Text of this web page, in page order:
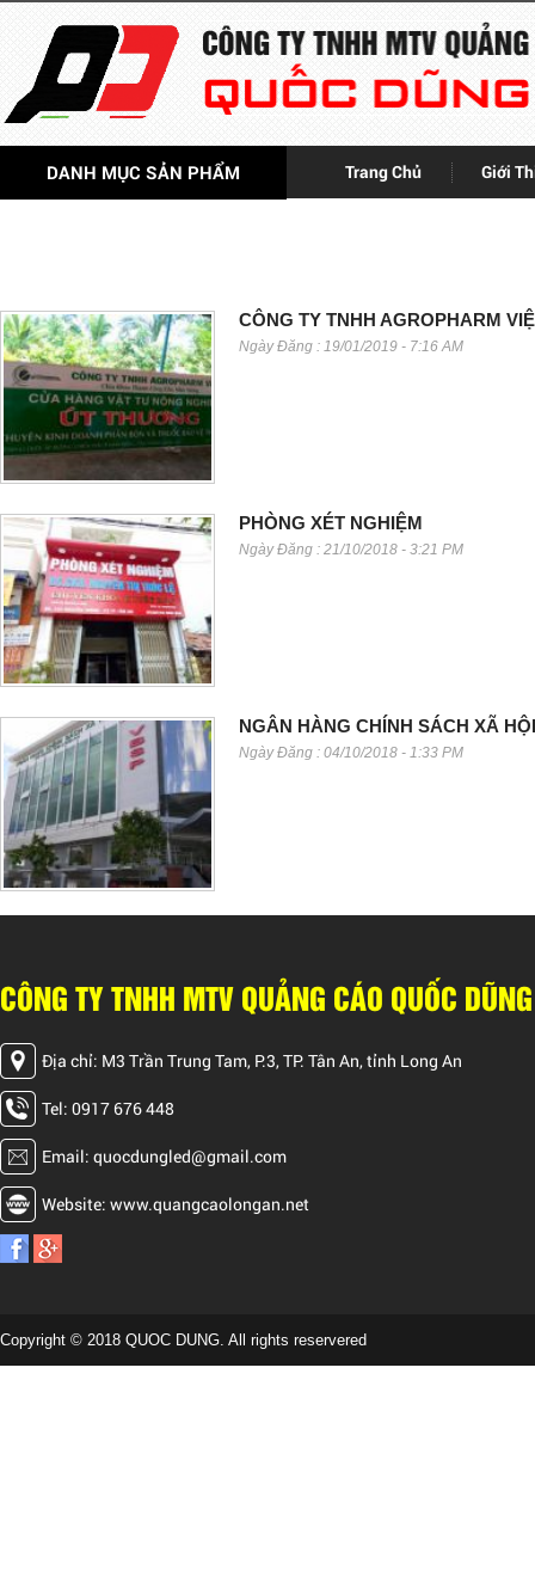
DANH MỤC SẢN PHẨM Trang Chủ Giới
CÔNG TY TNHH AGROPHARM
Ngày Đăng : 19/01/2019 - 7:16 AM
PHÒNG XÉT NGHIỆM
Ngày Đăng : 21/10/2018 - 3:21 PM
NGÂN HÀNG CHÍNH SÁCH XÃ HỘI
Ngày Đăng : 04/10/2018 - 1:33 PM
CÔNG TY TNHH MTV QUẢNG CÁO QUỐC DŨNG
Địa chỉ: M3 Trần Trung Tam, P.3, TP. Tân An, tỉnh Long An
Tel: 0917 676 448
Email: quocdungled@gmail.com
Website: www.quangcaolongan.net
Copyright © 2018 QUOC DUNG. All rights reservered